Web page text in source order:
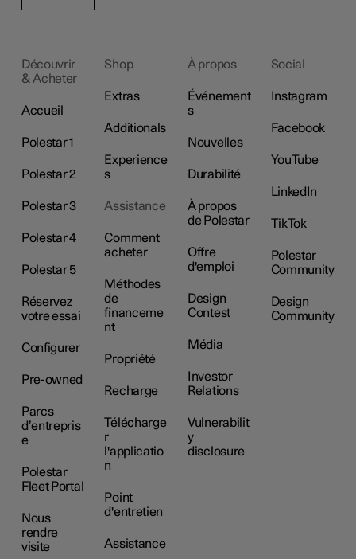
Découvrir
& Acheter
Accueil
Polestar 1
Polestar 2
Polestar 3
Polestar 4
Polestar 5
Réservez
votre essai
Configurer
Pre-owned
Parcs
d’entrepris
e
Polestar
Fleet Portal
Nous
rendre
visite
Shop
Extras
Additionals
Experience
s
Assistance
Comment
acheter
Méthodes
de
financeme
nt
Propriété
Recharge
Télécharge
r
l'applicatio
n
Point
d'entretien
Assistance
À propos
Événement
s
Nouvelles
Durabilité
À propos
de Polestar
Offre
d'emploi
Design
Contest
Média
Investor
Relations
Vulnerabilit
y
disclosure
Social
Instagram
Facebook
YouTube
LinkedIn
TikTok
Polestar
Community
Design
Community